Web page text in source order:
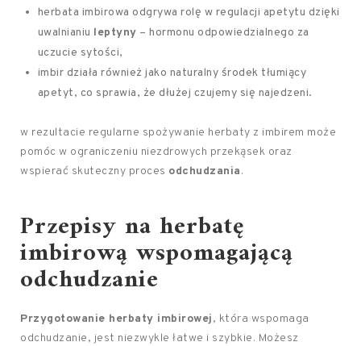
herbata imbirowa odgrywa rolę w regulacji apetytu dzięki
uwalnianiu leptyny – hormonu odpowiedzialnego za
uczucie sytości,
imbir działa również jako naturalny środek tłumiący
apetyt, co sprawia, że dłużej czujemy się najedzeni.
w rezultacie regularne spożywanie herbaty z imbirem może
pomóc w ograniczeniu niezdrowych przekąsek oraz
wspierać skuteczny proces odchudzania.
Przepisy na herbatę
imbirową wspomagającą
odchudzanie
Przygotowanie herbaty imbirowej, która wspomaga
odchudzanie, jest niezwykle łatwe i szybkie. Możesz